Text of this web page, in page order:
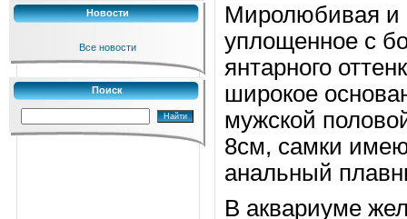
Новости
Все новости
Поиск
Миролюбивая и
уплощенное с
янтарного
широкое
мужской
8см, самки
анальный
В аквариуме